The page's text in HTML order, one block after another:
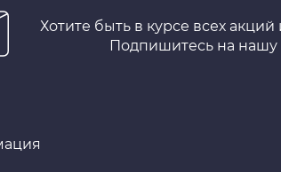
Хотите быть в курсе всех акций
Подпишитесь на нашу